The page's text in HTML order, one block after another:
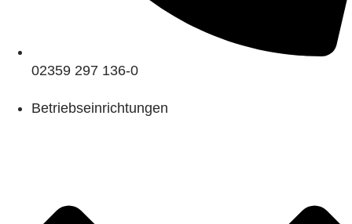
02359 297 136-0
Betriebseinrichtungen